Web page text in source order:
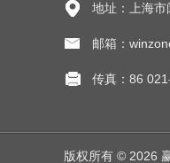
地址：上海
邮箱：
传真：86
版权所有 © 2026